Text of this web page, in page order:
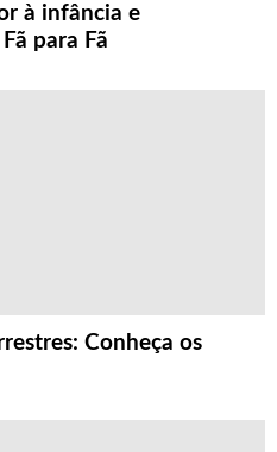
à infância e
para Fã
Conheça os